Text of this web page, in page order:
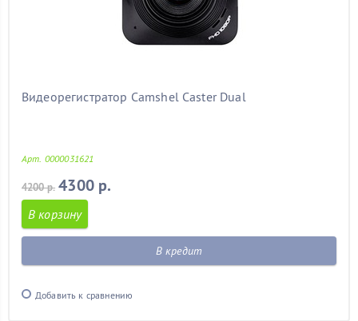
Видеорегистратор Camshel Caster Dual
Арт. 0000031621
4200 р. 4300 р.
В корзину
В кредит
Добавить к сравнению